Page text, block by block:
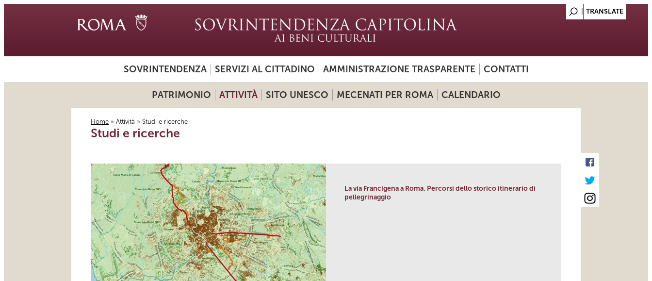
SOVRINTENDENZA SERVIZI AL CITTADINO AMMINISTRAZIONE TRASPARENTE CONTATTI
PATRIMONIO ATTIVITÀ SITO UNESCO MECENATI PER ROMA CALENDARIO
Tu sei qui
Home » Attività » Studi e ricerche
Studi e ricerche
La via Francigena a Roma. Percorsi dello storico itinerario di
pellegrinaggio